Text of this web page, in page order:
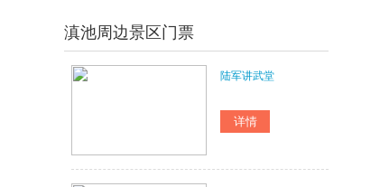
滇池周边景区门票
陆军讲武堂